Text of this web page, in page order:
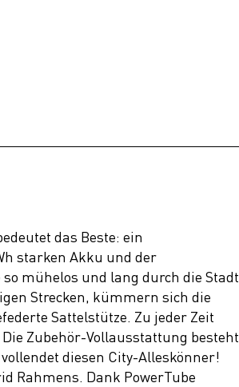
das Beste: ein
starken Akku und der
mühelos und lang durch die Stadt
Strecken, kümmern sich die
Sattelstütze. Zu jeder Zeit
Zubehör-Vollausstattung besteht
diesen City-Alleskönner!
Rahmens. Dank PowerTube